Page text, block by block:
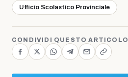
Ufficio Scolastico Provinciale
CONDIVIDI QUESTO ARTICOLO